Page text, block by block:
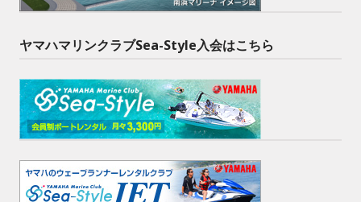
ヤマハマリンクラブSea-Style入会はこちら